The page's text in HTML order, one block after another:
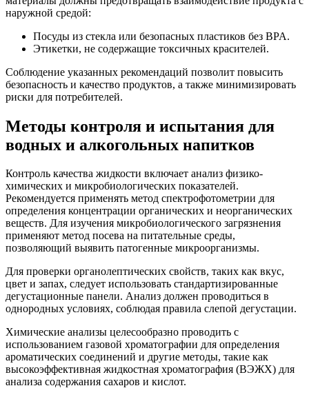
наружной средой:
Посуды из стекла или безопасных пластиков без BPA.
Этикетки, не содержащие токсичных красителей.
Соблюдение указанных рекомендаций позволит повысить
безопасность и качество продуктов, а также минимизировать
риски для потребителей.
Методы контроля и испытания для
водных и алкогольных напитков
Контроль качества жидкости включает анализ физико-
химических и микробиологических показателей.
Рекомендуется применять метод спектрофотометрии для
определения концентрации органических и неорганических
веществ. Для изучения микробиологического загрязнения
применяют метод посева на питательные среды,
позволяющий выявить патогенные микроорганизмы.
Для проверки органолептических свойств, таких как вкус,
цвет и запах, следует использовать стандартизированные
дегустационные панели. Анализ должен проводиться в
однородных условиях, соблюдая правила слепой дегустации.
Химические анализы целесообразно проводить с
использованием газовой хроматографии для определения
ароматических соединений и другие методы, такие как
высокоэффективная жидкостная хроматография (ВЭЖХ) для
анализа содержания сахаров и кислот.